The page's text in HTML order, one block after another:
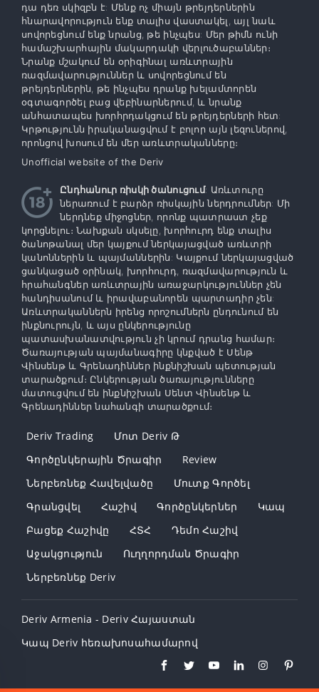
դա դեռ սկիզբն է: Մենք ոչ միայն թրեյդերներին
հնարավորություն ենք տալիս վաստակել, այլ նաև
սովորեցնում ենք նրանց, թե ինչպես: Մեր թիմն ունի
համաշխարհային մակարդակի վերլուծաբաններ։
Նրանք մշակում են օրիգինալ առևտրային
ռազմավարություններ և սովորեցնում են
թրեյդերներին, թե ինչպես դրանք խելամտորեն
օգտագործել բաց վեբինարներում, և նրանք
անհատապես խորհրդակցում են թրեյդերների հետ:
Կրթությունն իրականացվում է բոլոր այն լեզուներով,
որոնցով խոսում են մեր առևտրականները։
Unofficial website of the Deriv
Ընդհանուր ռիսկի ծանուցում: Առևտուրը
ներառում է բարձր ռիսկային ներդրումներ: Մի
ներդնեք միջոցներ, որոնք պատրաստ չեք
կորցնելու։ Նախքան սկսելը, խորհուրդ ենք տալիս
ծանոթանալ մեր կայքում ներկայացված առևտրի
կանոններին և պայմաններին: Կայքում ներկայացված
ցանկացած օրինակ, խորհուրդ, ռազմավարություն և
հրահանգներ առևտրային առաջարկություններ չեն
հանդիսանում և իրավաբանորեն պարտադիր չեն:
Առևտրականներն իրենց որոշումներն ընդունում են
ինքնուրույն, և այս ընկերությունը
պատասխանատվություն չի կրում դրանց համար։
Ծառայության պայմանագիրը կնքված է Սենթ
Վինսենթ և Գրենադիններ ինքնիշխան պետության
տարածքում։ Ընկերության ծառայությունները
մատուցվում են ինքնիշխան Սենտ Վինսենթ և
Գրենադիններ նահանգի տարածքում։
Deriv Trading
Մոտ Deriv Թ
Գործընկերային Ծրագիր
Review
Ներբեռնեք Հավելվածը
Մուտք Գործել
Գրանցվել
Հաշիվ Գործընկերներ
Կապ
Բացեք Հաշիվը
ՀՏՀ
Դեմո Հաշիվ
Աջակցություն
Ուղղորդման Ծրագիր
Ներբեռնեք Deriv
Deriv Armenia - Deriv Հայաստան
Կապ Deriv հեռախոսահամարով